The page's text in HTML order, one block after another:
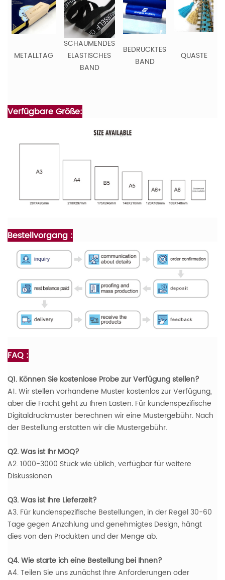
METALLTAG
SCHAUMENDES
ELASTISCHES
BAND
BEDRUCKTES
BAND
QUASTE
Verfügbare Größe:
Bestellvorgang :
FAQ :
Q1. Können Sie kostenlose Probe zur Verfügung stellen?
A1. Wir stellen vorhandene Muster kostenlos zur Verfügung,
aber die Fracht geht zu Ihren Lasten. Für kundenspezifische
Digitaldruckmuster berechnen wir eine Mustergebühr. Nach
der Bestellung erstatten wir die Mustergebühr.
Q2. Was ist Ihr MOQ?
A2. 1000-3000 Stück wie üblich, verfügbar für weitere
Diskussionen
Q3. Was ist Ihre Lieferzeit?
A3. Für kundenspezifische Bestellungen, in der Regel 30-60
Tage gegen Anzahlung und genehmigtes Design, hängt
dies von den Produkten und der Menge ab.
Q4. Wie starte ich eine Bestellung bei Ihnen?
A4. Teilen Sie uns zunächst Ihre Anforderungen oder